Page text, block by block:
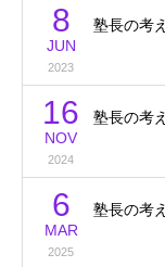
8
JUN
2023
塾長の考
16
NOV
2024
塾長の考
6
MAR
2025
塾長の考